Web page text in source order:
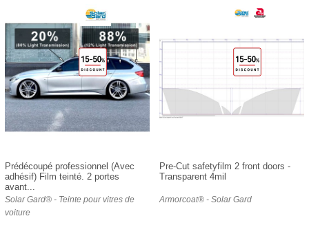
Prédécoupé professionnel (Avec
adhésif) Film teinté. 2 portes
avant...
Solar Gard® - Teinte pour vitres de
voiture
Pre-Cut safetyfilm 2 front doors -
Transparent 4mil
Armorcoat® - Solar Gard